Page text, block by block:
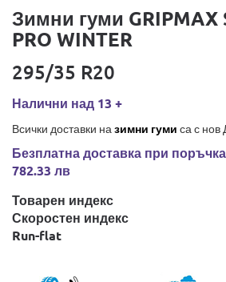
Зимни гуми GRIPMAX
PRO WINTER
295/35 R20
Налични над 13 +
Всички доставки на зимни гуми са с
Безплатна доставка при
782.33 лв
Товарен индекс
Скоростен индекс
Run-flat